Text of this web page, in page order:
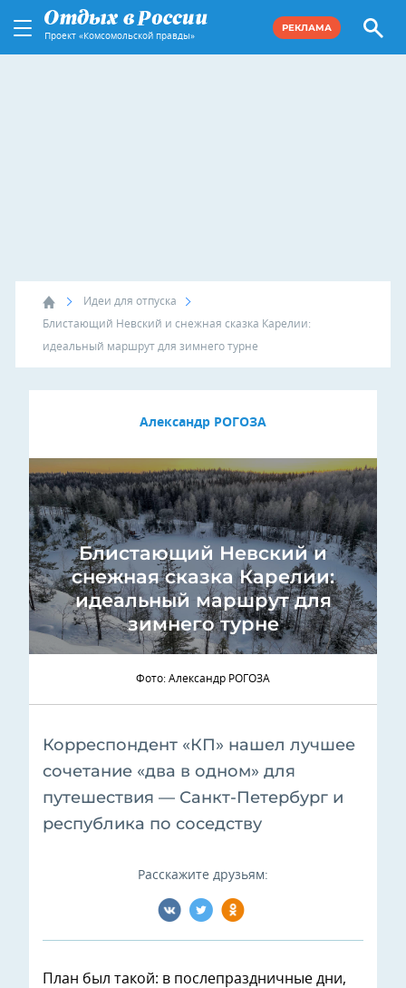
Проект «Комсомольской правды»
РЕКЛАМА
Идеи для отпуска
Блистающий Невский и снежная сказка Карелии:
идеальный маршрут для зимнего турне
Александр РОГОЗА
Блистающий Невский и
снежная сказка Карелии:
идеальный маршрут для
зимнего турне
Фото: Александр РОГОЗА
Корреспондент «КП» нашел лучшее
сочетание «два в одном» для
путешествия — Санкт-Петербург и
республика по соседству
Расскажите друзьям:
План был такой: в послепраздничные дни,